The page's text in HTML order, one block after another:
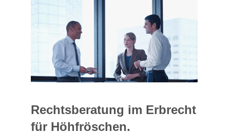
Rechtsberatung im Erbrecht
für Höhfröschen.